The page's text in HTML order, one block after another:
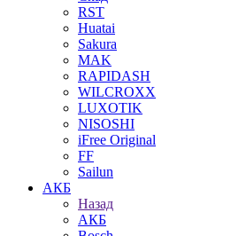
RST
Huatai
Sakura
MAK
RAPIDASH
WILCROXX
LUXOTIK
NISOSHI
iFree Original
FF
Sailun
АКБ
Назад
АКБ